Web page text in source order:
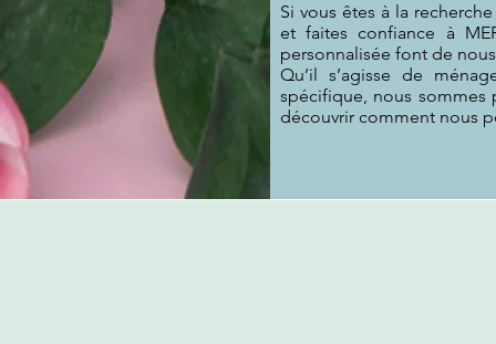
Si vous êtes à la
et faites confiance à
personnalisée font de
Qu’il s’agisse de
spécifique, nous sommes
découvrir comment nous